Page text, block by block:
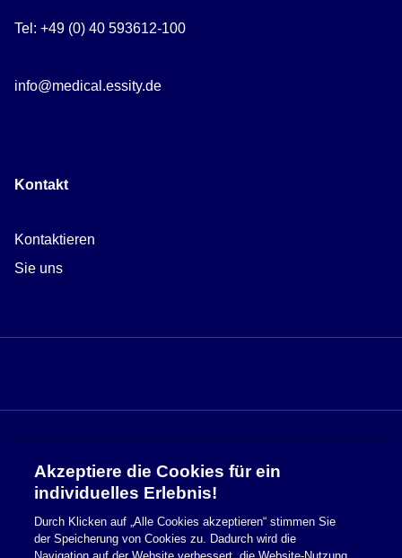
Tel: +49 (0) 40 593612-100
info@medical.essity.de
Kontakt
Kontaktieren
Sie uns
Sicherheitsinformationen
Nutzungsbedingungen
Akzeptiere die Cookies für ein
individuelles Erlebnis!
Durch Klicken auf „Alle Cookies akzeptieren“ stimmen Sie
der Speicherung von Cookies zu. Dadurch wird die